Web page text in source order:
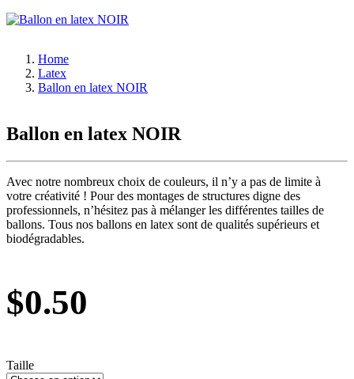
Home
Latex
Ballon en latex NOIR
Ballon en latex NOIR
Avec notre nombreux choix de couleurs, il n’y a pas de limite à
votre créativité ! Pour des montages de structures digne des
professionnels, n’hésitez pas à mélanger les différentes tailles de
ballons. Tous nos ballons en latex sont de qualités supérieurs et
biodégradables.
$0.50
Taille